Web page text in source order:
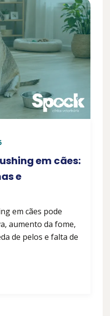
em cães:
e
em cães pode
aumento da fome,
de pelos e falta de